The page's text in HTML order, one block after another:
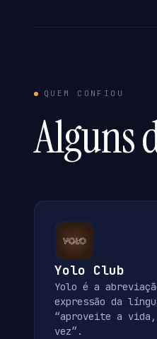
QUEM CONFIOU
Alguns
Yolo Club
Yolo é a
expressão da
“aproveite a
vez”.